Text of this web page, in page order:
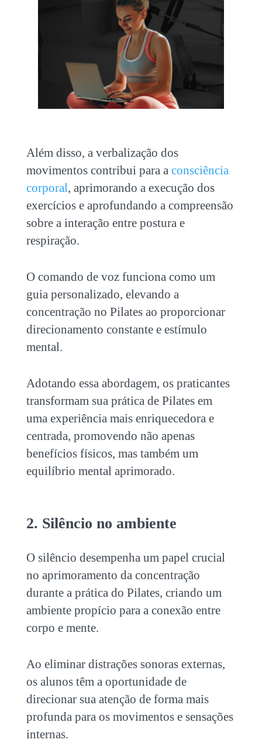
Além disso, a verbalização dos
movimentos contribui para a consciência
corporal, aprimorando a execução dos
exercícios e aprofundando a compreensão
sobre a interação entre postura e
respiração.
O comando de voz funciona como um
guia personalizado, elevando a
concentração no Pilatesao proporcionar
direcionamento constante e estímulo
mental.
Adotando essa abordagem, os praticantes
transformam sua prática de Pilates em
uma experiência mais enriquecedora e
centrada, promovendo não apenas
benefícios físicos, mas também um
equilíbrio mental aprimorado.
2. Silêncio no ambiente
O silêncio desempenha um papel crucial
no aprimoramento da concentração
durante a prática do Pilates, criando um
ambiente propício para a conexão entre
corpo e mente.
Ao eliminar distrações sonoras externas,
os alunos têm a oportunidade de
direcionar sua atenção de forma mais
profunda para os movimentos e sensações
internas.